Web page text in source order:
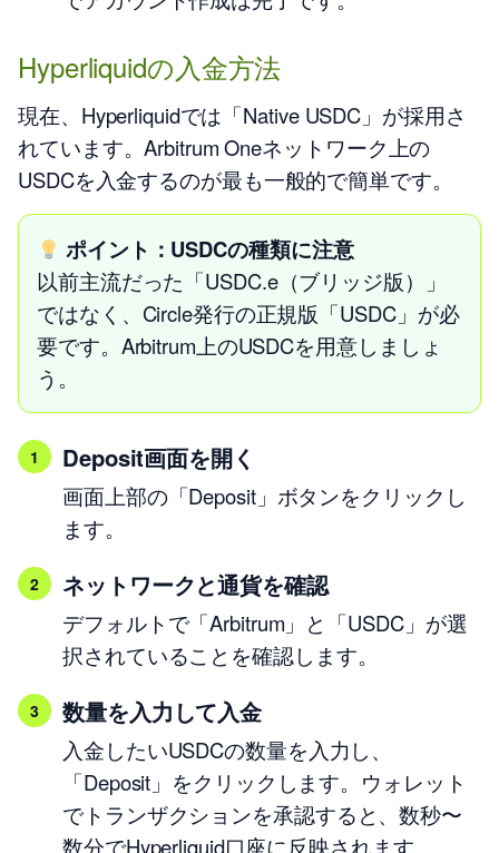
Hyperliquidの入金方法
現在、Hyperliquidでは「Native USDC」が採用さ
れています。Arbitrum Oneネットワーク上の
USDCを入金するのが最も一般的で簡単です。
ポイント：USDCの種類に注意
以前主流だった「USDC.e（ブリッジ版）」
ではなく、Circle発行の正規版「USDC」が必
要です。Arbitrum上のUSDCを用意しましょ
う。
Deposit画面を開く
画面上部の「Deposit」ボタンをクリックし
ます。
ネットワークと通貨を確認
デフォルトで「Arbitrum」と「USDC」が選
択されていることを確認します。
数量を入力して入金
入金したいUSDCの数量を入力し、
「Deposit」をクリックします。ウォレット
でトランザクションを承認すると、数秒〜
数分でHyperliquid口座に反映されます。